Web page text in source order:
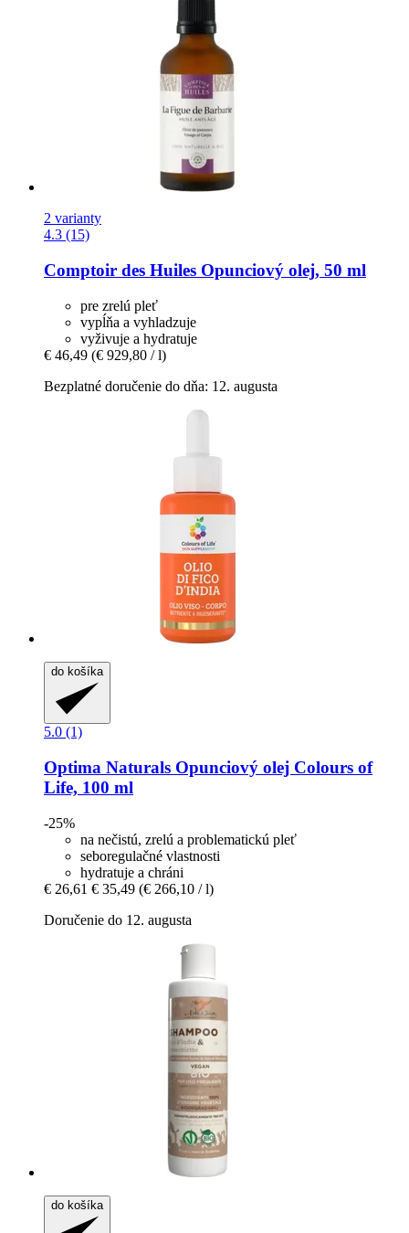
2 varianty
4.3 (15)
Comptoir des Huiles Opunciový olej, 50 ml
pre zrelú pleť
vypĺňa a vyhladzuje
vyživuje a hydratuje
€ 46,49 (€ 929,80 / l)
Bezplatné doručenie do dňa: 12. augusta
do košíka
5.0 (1)
Optima Naturals Opunciový olej Colours of
Life, 100 ml
-25%
na nečistú, zrelú a problematickú pleť
seboregulačné vlastnosti
hydratuje a chráni
€ 26,61 € 35,49 (€ 266,10 / l)
Doručenie do 12. augusta
do košíka